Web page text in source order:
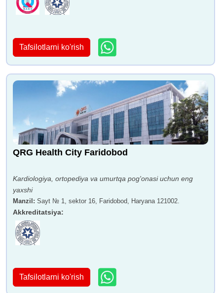
Tafsilotlarni ko'rish
QRG Health City Faridobod
Kardiologiya, ortopediya va umurtqa pog'onasi uchun eng
yaxshi
Manzil : Sayt № 1, sektor 16, Faridobod, Haryana 121002.
Akkreditatsiya:
Tafsilotlarni ko'rish